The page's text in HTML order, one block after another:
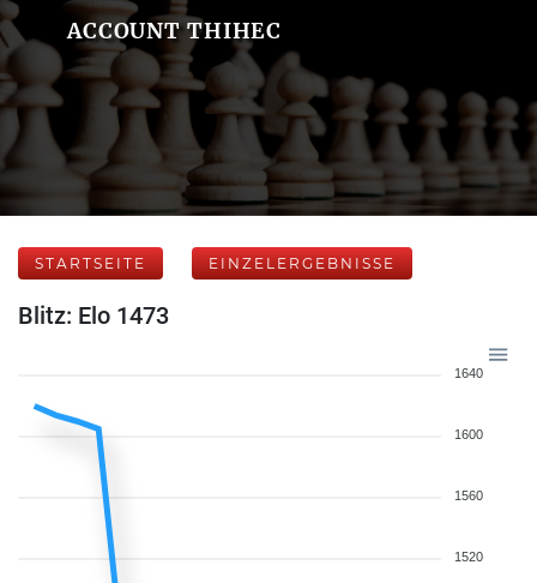
ACCOUNT THIHEC
STARTSEITE EINZELERGEBNISSE
Blitz: Elo 1473
1640
1600
1560
1520